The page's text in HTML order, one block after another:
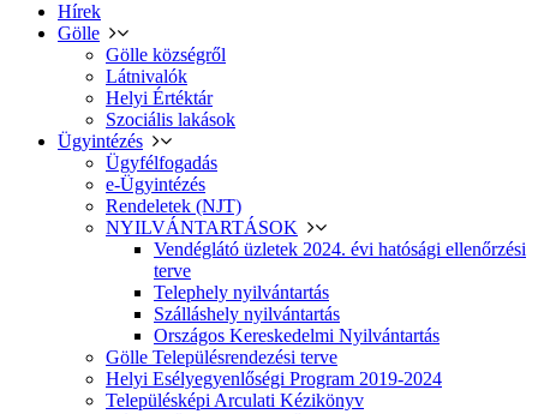
Hírek
Gölle
Gölle községről
Látnivalók
Helyi Értéktár
Szociális lakások
Ügyintézés
Ügyfélfogadás
e-Ügyintézés
Rendeletek (NJT)
NYILVÁNTARTÁSOK
Vendéglátó üzletek 2024. évi hatósági ellenőrzési
terve
Telephely nyilvántartás
Szálláshely nyilvántartás
Országos Kereskedelmi Nyilvántartás
Gölle Településrendezési terve
Helyi Esélyegyenlőségi Program 2019-2024
Településképi Arculati Kézikönyv